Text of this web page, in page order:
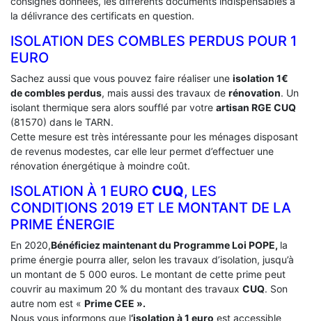
la délivrance des certificats en question.
ISOLATION DES COMBLES PERDUS POUR 1
EURO
Sachez aussi que vous pouvez faire réaliser une isolation 1€
de combles perdus, mais aussi des travaux de rénovation. Un
isolant thermique sera alors soufflé par votre artisan RGE CUQ
(81570) dans le TARN.
Cette mesure est très intéressante pour les ménages disposant
de revenus modestes, car elle leur permet d’effectuer une
rénovation énergétique à moindre coût.
ISOLATION À 1 EURO CUQ, LES
CONDITIONS 2019 ET LE MONTANT DE LA
PRIME ÉNERGIE
En 2020,Bénéficiez maintenant du Programme Loi POPE, la
prime énergie pourra aller, selon les travaux d’isolation, jusqu’à
un montant de 5 000 euros. Le montant de cette prime peut
couvrir au maximum 20 % du montant des travaux CUQ. Son
autre nom est « Prime CEE ».
Nous vous informons que l‘isolation à 1 euro est accessible